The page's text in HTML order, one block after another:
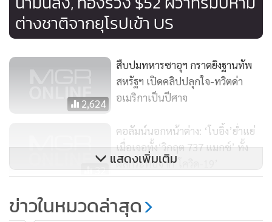
โควิด-19 และการทำสงครามราคาระหว่างซาอุดีอาระเบียกับ
รัสเซีย
ด้านราคาทองคำในวันศุกร์ (13 มี.ค.) ดิ่งลงหนัก 2 วันติด กังวล
ความเชื่อมั่นผู้บริโภคสหรัฐฯ ที่ลดลงเกินคาดหมายในเดือน
มีนาคม สืบเนื่องจากการแพร่ระบาดของโควิด-19 จะบั่นทอนใช้
จ่ายของประชาชนซึ่งอาจกระทบต่ออุปสงค์โลหะมีค่าตามไปด้วย
โดยราคาทองคำตลาดโคเม็กซ์ ลดลง 73.60 ดอลลาร์ ปิดที่
1,516.70 ดอลลาร์ต่อออนซ์
ต่างชาติจากยุโรปเข้า US
2,624
สืบปมทหารซาอุฯ กราดยิงฐานทัพ
สหรัฐฯ เปิดคลิปปลุกใจ-ทวิตด่า
อเมริกาเป็นปีศาจ
32
คอลัมน์นอกหน้าต่าง: ‘โบอิ้ง’ย่ำแย่
เมื่อเจอทั้ง‘วิกฤต 737 แมกซ์’ ทั้ง
ผลกระทบจาก‘โควิด-19’
ฟื้นแรงพันจุด ทรัมป์เคลื่อนไหวช่วย
แสดงเพิ่มเติม
ข่าวในหมวดล่าสุด